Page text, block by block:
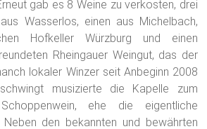
Rheingauer Weingut, das der
lokaler Winzer seit Anbeginn 2008
musizierte die Kapelle zum
ehe die eigentliche
Neben den bekannten und bewährten
Thurgau und Riesling, standen auch
Weine wie Scheurebe und
Agenda, dazu ein „Mystique Blanc“